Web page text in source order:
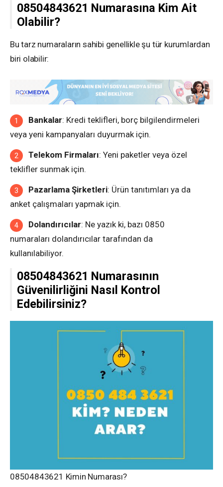
08504843621 Numarasına Kim Ait
Olabilir?
Bu tarz numaraların sahibi genellikle şu tür kurumlardan
biri olabilir:
Bankalar: Kredi teklifleri, borç bilgilendirmeleri
veya yeni kampanyaları duyurmak için.
Telekom Firmaları: Yeni paketler veya özel
teklifler sunmak için.
Pazarlama Şirketleri: Ürün tanıtımları ya da
anket çalışmaları yapmak için.
Dolandırıcılar: Ne yazık ki, bazı 0850
numaraları dolandırıcılar tarafından da
kullanılabiliyor.
08504843621 Numarasının
Güvenilirliğini Nasıl Kontrol
Edebilirsiniz?
08504843621 Kimin Numarası?